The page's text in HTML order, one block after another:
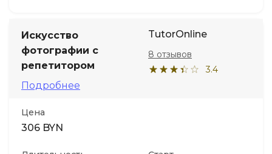
Искусство
фотографии с
репетитором
Подробнее
TutorOnline
3.4
8 отзывов
Цена
306 BYN